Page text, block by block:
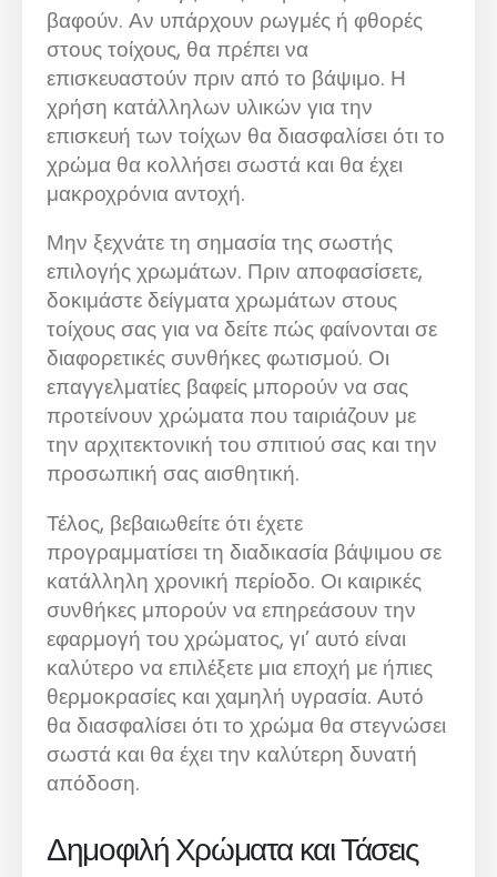
βαφούν. Αν υπάρχουν ρωγμές ή φθορές
στους τοίχους, θα πρέπει να
επισκευαστούν πριν από το βάψιμο. Η
χρήση κατάλληλων υλικών για την
επισκευή των τοίχων θα διασφαλίσει ότι το
χρώμα θα κολλήσει σωστά και θα έχει
μακροχρόνια αντοχή.
Μην ξεχνάτε τη σημασία της σωστής
επιλογής χρωμάτων. Πριν αποφασίσετε,
δοκιμάστε δείγματα χρωμάτων στους
τοίχους σας για να δείτε πώς φαίνονται σε
διαφορετικές συνθήκες φωτισμού. Οι
επαγγελματίες βαφείς μπορούν να σας
προτείνουν χρώματα που ταιριάζουν με
την αρχιτεκτονική του σπιτιού σας και την
προσωπική σας αισθητική.
Τέλος, βεβαιωθείτε ότι έχετε
προγραμματίσει τη διαδικασία βάψιμου σε
κατάλληλη χρονική περίοδο. Οι καιρικές
συνθήκες μπορούν να επηρεάσουν την
εφαρμογή του χρώματος, γι’ αυτό είναι
καλύτερο να επιλέξετε μια εποχή με ήπιες
θερμοκρασίες και χαμηλή υγρασία. Αυτό
θα διασφαλίσει ότι το χρώμα θα στεγνώσει
σωστά και θα έχει την καλύτερη δυνατή
απόδοση.
Δημοφιλή Χρώματα και Τάσεις